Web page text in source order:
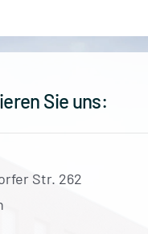
Sie uns:
Str. 262